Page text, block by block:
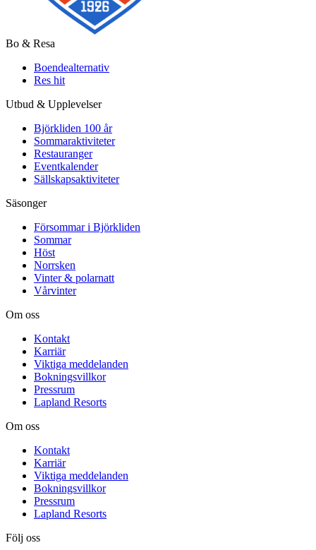
Bo & Resa
Boendealternativ
Res hit
Utbud & Upplevelser
Björkliden 100 år
Sommaraktiviteter
Restauranger
Eventkalender
Sällskapsaktiviteter
Säsonger
Försommar i Björkliden
Sommar
Höst
Norrsken
Vinter & polarnatt
Vårvinter
Om oss
Kontakt
Karriär
Viktiga meddelanden
Bokningsvillkor
Pressrum
Lapland Resorts
Om oss
Kontakt
Karriär
Viktiga meddelanden
Bokningsvillkor
Pressrum
Lapland Resorts
Följ oss